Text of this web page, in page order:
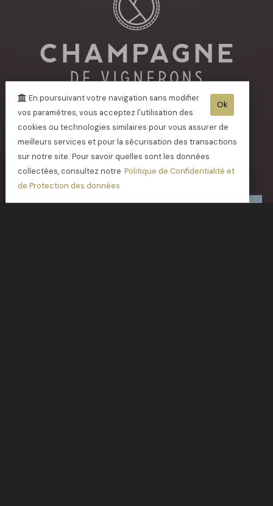
Recevoir notre
Lettre d'information
Rester informer de nos salons et manifestations.
Ok
En poursuivant votre navigation sans modifier
vos paramètres, vous acceptez l'utilisation des
cookies ou technologies similaires pour vous assurer de
meilleurs services et pour la sécurisation des transactions
sur notre site. Pour savoir quelles sont les données
collectées, consultez notre Politique de Confidentialité et
de Protection des données